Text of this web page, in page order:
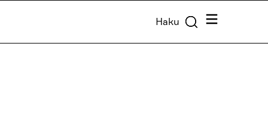
Haku Valikko